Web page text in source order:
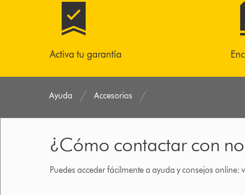
Activa tu garantía
Ayuda Accesorios
¿Cómo contactar con
Puedes acceder fácilmente a ayuda y consejos online: